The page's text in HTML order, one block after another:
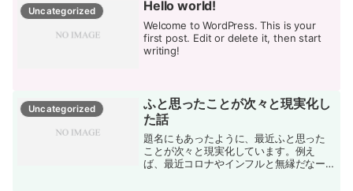
Uncategorized Hello world!
Welcome to WordPress. This is your
first post. Edit or delete it, then start
writing!
Uncategorized
ふと思ったことが次々と現実化し
た話
題名にもあったように、最近ふと思った
ことが次々と現実化しています。例え
ば、最近コロナやインフルと無縁だなー